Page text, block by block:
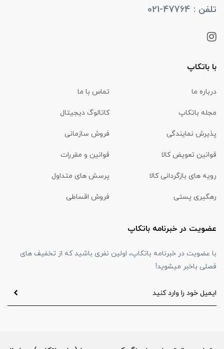
تلفن : 47764-021
با باتکاپ
درباره ما تماس با ما
مجله باتکاپ کاتالوگ دیجیتال
پذیرش نمایندگی فروش سازمانی
قوانین تعویض کالا قوانین و مقررات
رویه های بازگردانی کالا پرسش های متداول
رهگیری پستی فروش اقساطی
عضویت در خبرنامه باتکاپ
با عضویت در خبرنامه باتکاپ، اولین نفری باشید که از تخفیف های
فصلی باخبر میشوید!